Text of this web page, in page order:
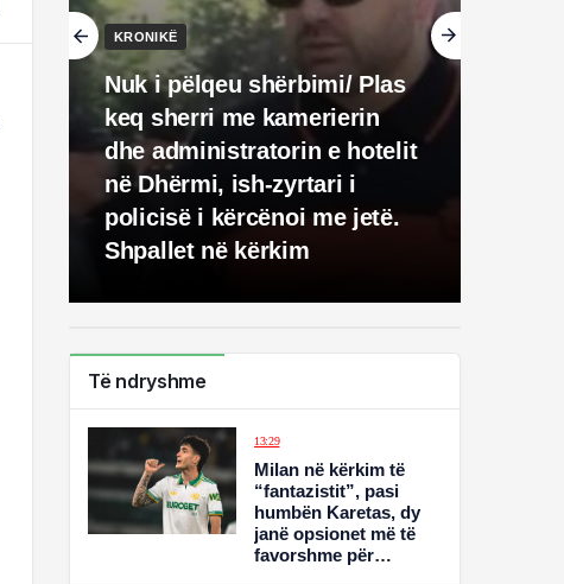
KRONIKË
Nuk i pëlqeu shërbimi/ Plas
keq sherri me kamerierin
dhe administratorin e hotelit
në Dhërmi, ish-zyrtari i
policisë i kërcënoi me jetë.
Shpallet në kërkim
Të ndryshme
13:29
Milan në kërkim të
“fantazistit”, pasi
humbën Karetas, dy
janë opsionet më të
favorshme për